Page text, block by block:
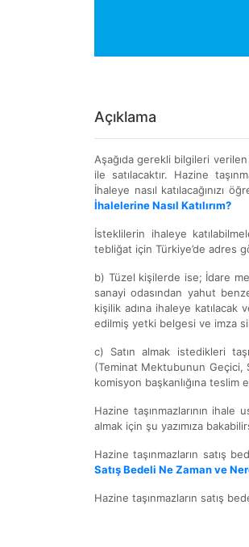
Açıklama
Aşağıda gerekli bilgileri
ile satılacaktır. Hazine
İhaleye nasıl katılacağınızı
İhalelerine Nasıl Katılırım?
İsteklilerin ihaleye
tebliğat için Türkiye’de adres
b) Tüzel kişilerde ise; İdare
sanayi odasından yahut
kişilik adına ihaleye
edilmiş yetki belgesi ve imza
c) Satın almak istedikleri
(Teminat Mektubunun Geçici,
komisyon başkanlığına teslim
Hazine taşınmazlarının ihale
almak için şu yazımıza
Hazine taşınmazların satış
Satış Bedeli Ne Zaman ve
Hazine taşınmazların satış